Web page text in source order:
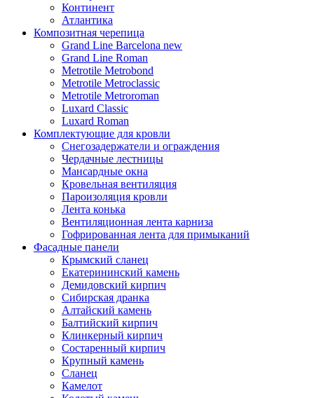
Континент
Атлантика
Композитная черепица
Grand Line Barcelona new
Grand Line Roman
Metrotile Metrobond
Metrotile Metroclassic
Metrotile Metroroman
Luxard Classic
Luxard Roman
Комплектующие для кровли
Снегозадержатели и ограждения
Чердачные лестницы
Мансардные окна
Кровельная вентиляция
Пароизоляция кровли
Лента конька
Вентиляционная лента карниза
Гофрированная лента для примыканий
Фасадные панели
Крымский сланец
Екатерининский камень
Демидовский кирпич
Сибирская дранка
Алтайский камень
Балтийский кирпич
Клинкерный кирпич
Состаренный кирпич
Крупный камень
Сланец
Камелот